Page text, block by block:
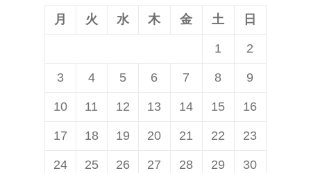
月 火 水 木 金 土 日
1 2
3 4 5 6 7 8 9
10 11 12 13 14 15 16
17 18 19 20 21 22 23
24 25 26 27 28 29 30